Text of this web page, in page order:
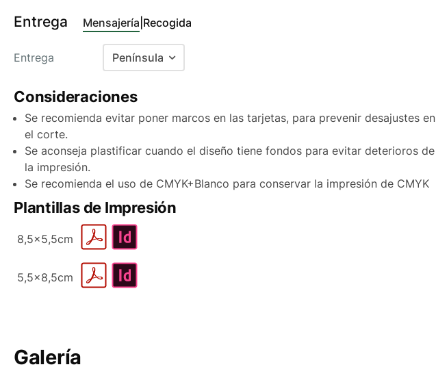
Offset 250 g/m2
Offset 300 g/m2
Arena Natural Rough 300 g/m2
Bianco Artico 280 g/m2
Constellation Snow Tela 280g/m2
Marcate Tintoretto Gesso 250
g/m2
Tintoretto Touch Class 300 g/m2
Soho Nature Touch Class 300 g/m2
Arena 50µ
Si
Entrega Mensajería Recogida
Entrega
Península
Canarias Aéreo
Península
Península antes de las 15:00
Portugal
Andorra
Consideraciones
Se recomienda evitar poner marcos en las tarjetas, para prevenir desajustes en
el corte.
Se aconseja plastificar cuando el diseño tiene fondos para evitar deterioros de
la impresión.
Se recomienda el uso de CMYK+Blanco para conservar la impresión de CMYK
Plantillas de Impresión
8,5x5,5cm
5,5x8,5cm
Galería